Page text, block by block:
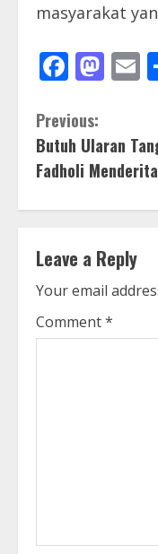
masyarakat
C
o
n
i
n
u
d
Previous:
Butuh Ularan
Fadholi
Leave a Reply
Your email
Comment*